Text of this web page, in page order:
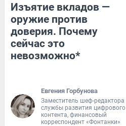
Изъятие вкладов —
оружие против
доверия. Почему
сейчас это
невозможно*
Евгения Горбунова
Заместитель шеф-редактора
службы развития цифрового
контента, финансовый
корреспондент «Фонтанки»